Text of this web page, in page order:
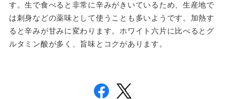
す。生で食べると非常に辛みがきいているため、生産地で
は刺身などの薬味として使うことも多いようです。加熱す
ると辛みが甘みに変わります。ホワイト六片に比べるとグ
ルタミン酸が多く、旨味とコクがあります。